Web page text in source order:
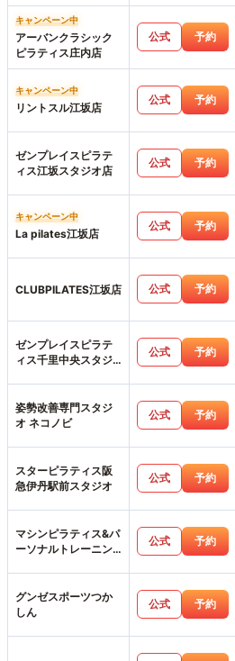
キャンペーン中
アーバンクラシック
ピラティス庄内店
公式 予約
キャンペーン中
リントスル江坂店
公式 予約
ゼンプレイスピラテ
ィス江坂スタジオ店
公式 予約
キャンペーン中
La pilates江坂店
公式 予約
CLUBPILATES江坂店 公式 予約
ゼンプレイスピラテ
ィス千里中央スタジ
公式 予約
姿勢改善専門スタジ
オ ネコノビ
公式 予約
スターピラティス阪
急伊丹駅前スタジオ
公式 予約
マシンピラティス&パ
ーソナルトレーニン
公式 予約
グンゼスポーツつか
しん
公式 予約